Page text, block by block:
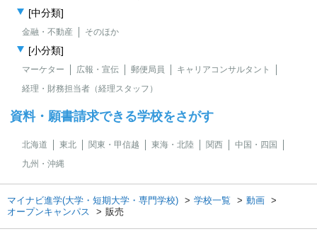
[中分類]
金融・不動産 そのほか
[小分類]
マーケター 広報・宣伝 郵便局員
キャリアコンサルタント
経理・財務担当者（経理スタッフ）
資料・願書請求できる学校をさがす
北海道 東北 関東・甲信越 東海・北陸 関西
中国・四国
九州・沖縄
マイナビ進学(大学・短期大学・専門学校) 学校一覧
動画
オープンキャンパス
販売